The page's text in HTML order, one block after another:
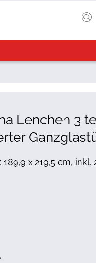
Lenchen 3
189,9 x 219,5 cm,